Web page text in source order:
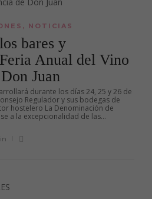
, NOTICIAS
bares y
Anual del Vino
Juan
durante los días 24, 25 y 26 de
Regulador y sus bodegas de
hostelero La Denominación de
a la excepcionalidad de las...